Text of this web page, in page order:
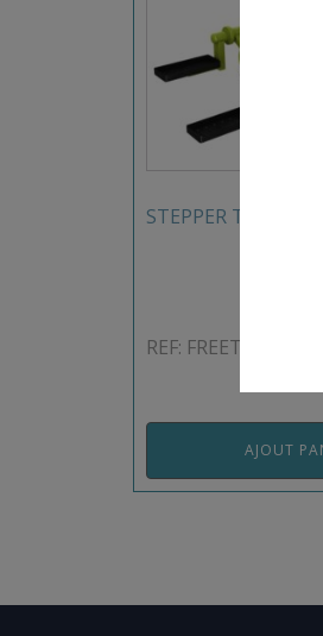
STEPPER TWISTER
REF: FREETNESS19
AJOUT